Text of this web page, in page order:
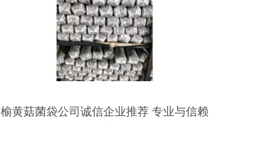
榆黄菇菌袋公司诚信企业推荐 专业与信赖